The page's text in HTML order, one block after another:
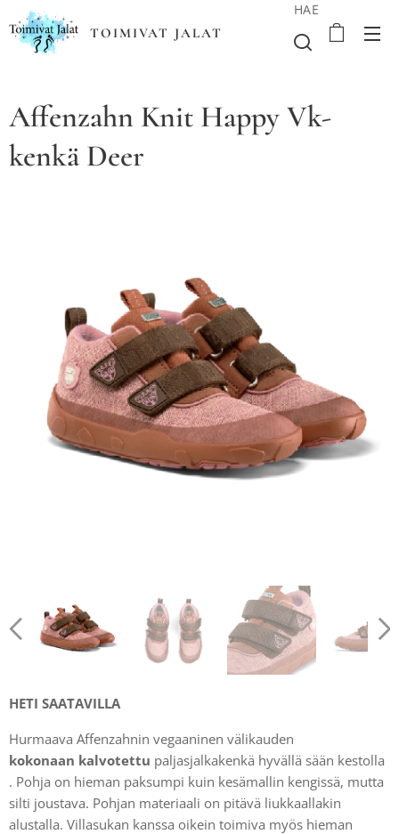
TOIMIVAT JALAT
HAE
Affenzahn Knit Happy Vk-
kenkä Deer
HETI SAATAVILLA
Hurmaava Affenzahnin vegaaninen välikauden
kokonaan kalvotettu paljasjalkakenkä hyvällä sään kestolla
. Pohja on hieman paksumpi kuin kesämallin kengissä, mutta
silti joustava. Pohjan materiaali on pitävä liukkaallakin
alustalla. Villasukan kanssa oikein toimiva myös hieman